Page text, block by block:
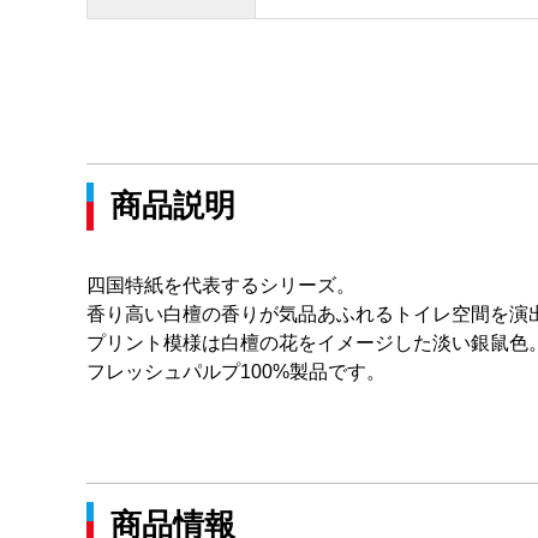
商品説明
四国特紙を代表するシリーズ。
香り高い白檀の香りが気品あふれるトイレ空間を演
プリント模様は白檀の花をイメージした淡い銀鼠色。
フレッシュパルプ100%製品です。
商品情報